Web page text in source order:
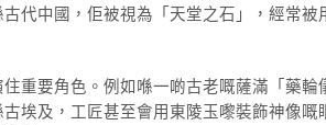
代中國，佢被視為「天堂之石」，經常
重要角色。例如喺一啲古老嘅薩滿「藥
埃及，工匠甚至會用東陵玉嚟裝飾神像